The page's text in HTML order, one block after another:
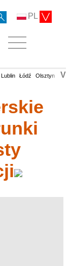
PL
Lublin Łódź Olsztyn V